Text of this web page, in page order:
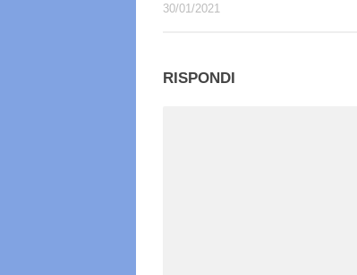
30/01/2021
RISPONDI